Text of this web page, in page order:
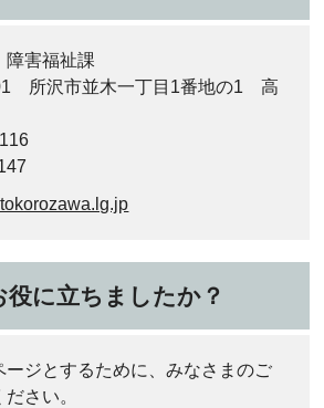
害福祉課
所沢市並木一丁目1番地の1 高
役に立ちましたか？
ージとするために、みなさまのご
さい。